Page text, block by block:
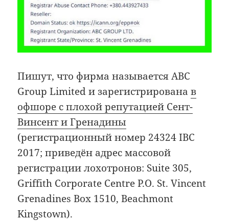
Пишут, что фирма называется ABC
Group Limited и зарегистрированав
офшоре с плохой репутацией Сент-
Винсент и Гренадины
(регистрационный номер 24324 IBC
2017; приведён адрес массовой
регистрации лохотронов: Suite 305,
Griffith Corporate Centre P.O. St. Vincent
Grenadines Box 1510, Beachmont
Kingstown).